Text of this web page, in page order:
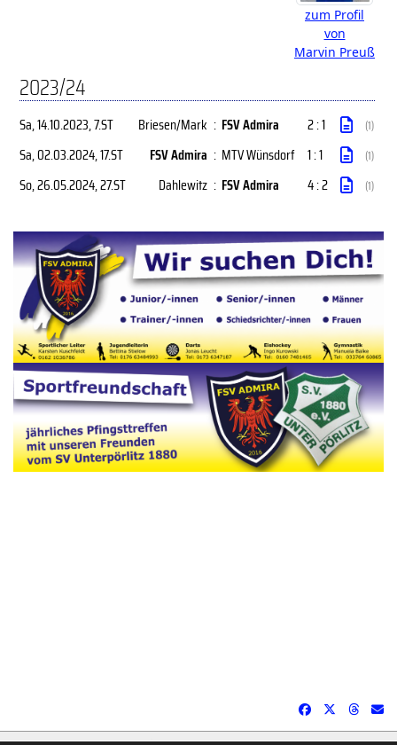
zum Profil
von
Marvin Preuß
2023/24
Sa, 14.10.2023, 7.ST Briesen/Mark : FSV Admira 2 : 1 (1)
Sa, 02.03.2024, 17.ST FSV Admira : MTV Wünsdorf 1 : 1 (1)
So, 26.05.2024, 27.ST Dahlewitz : FSV Admira 4 : 2 (1)